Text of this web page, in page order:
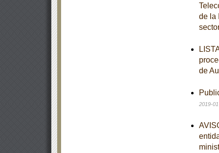
de la
de
2019-